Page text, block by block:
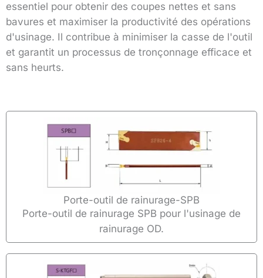
essentiel pour obtenir des coupes nettes et sans
bavures et maximiser la productivité des opérations
d'usinage. Il contribue à minimiser la casse de l'outil
et garantit un processus de tronçonnage efficace et
sans heurts.
Porte-outil de rainurage-SPB
Porte-outil de rainurage SPB pour l'usinage de
rainurage OD.